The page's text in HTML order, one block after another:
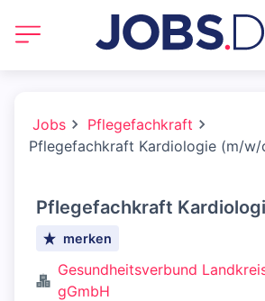
Jobs
Pflegefachkraft
Pflegefachkraft Kardiologie (m/w/
Pflegefachkraft
merken
Gesundheitsverbund
gGmbH